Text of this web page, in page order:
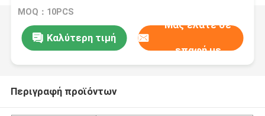
DB9
MOQ：10PCS
Καλύτερη τιμή
Μας ελάτε σε
επαφή με
Περιγραφή προϊόντων